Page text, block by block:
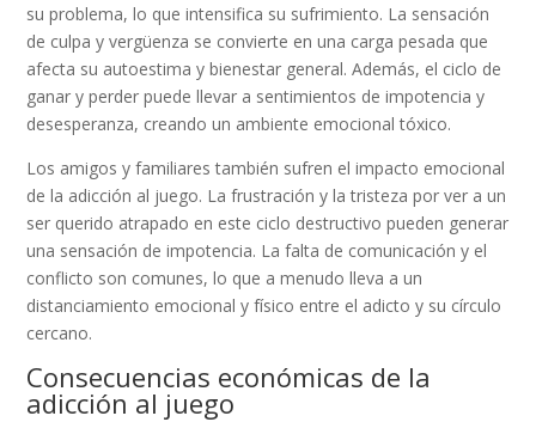
su problema, lo que intensifica su sufrimiento. La sensación
de culpa y vergüenza se convierte en una carga pesada que
afecta su autoestima y bienestar general. Además, el ciclo de
ganar y perder puede llevar a sentimientos de impotencia y
desesperanza, creando un ambiente emocional tóxico.
Los amigos y familiares también sufren el impacto emocional
de la adicción al juego. La frustración y la tristeza por ver a un
ser querido atrapado en este ciclo destructivo pueden generar
una sensación de impotencia. La falta de comunicación y el
conflicto son comunes, lo que a menudo lleva a un
distanciamiento emocional y físico entre el adicto y su círculo
cercano.
Consecuencias económicas de la
adicción al juego